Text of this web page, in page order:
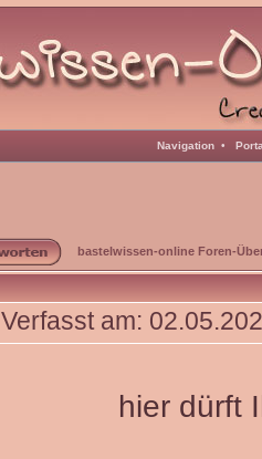
Navigation •
bastelwissen-online Foren-
Verfasst am:
hier dürft